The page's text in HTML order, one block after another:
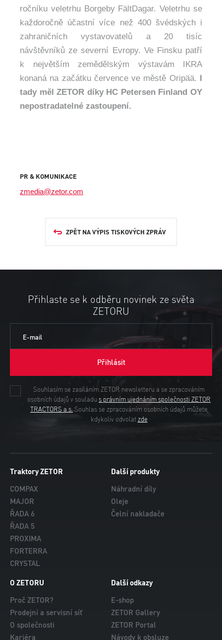
ročníku veletrhu Borgeby FältDagar. Veletrhu se
každoročně účastní více než 400 švédských i
zahraničních vystavovatelů a 20 tisíc
návštěvníků ze severní Evropy. Ve Finsku patří
k největším zemědělským výstavám IKRA
konaná na začátku července ve městě Oripää. I
tady měl ZETOR díky HC Petersen Finland OY
nepostradatelné zastoupení.
PR & KOMUNIKACE
zmedia@zetor.com
ZPĚT NA VÝPIS TISKOVÝCH ZPRÁV
Přihlaste se k odběru novinek ze světa
ZETORU
E-mail
Přihlásit
Souhlasím se zasíláním ZETOR newsletteru a se zpracováním
osobních údajů v souladu s právním ujednáním společnosti ZETOR
TRACTORS a.s. Souhlas se zpracováním osobních údajů můžete
kdykoliv odvolat zde
Traktory ZETOR
COMPAX
MAJOR
ŘADA 6
ŘADA 5
PROXIMA
FORTERRA
CRYSTAL
Další produkty
Náhradní díly
Oleje
Čelní nakladače
O ZETORU
Proč ZETOR?
Prodejní a servisní síť
O společnosti
Kariéra
Další odkazy
E-shop
ZETOR Gallery
ZETOR Portal
Návody k obsluze